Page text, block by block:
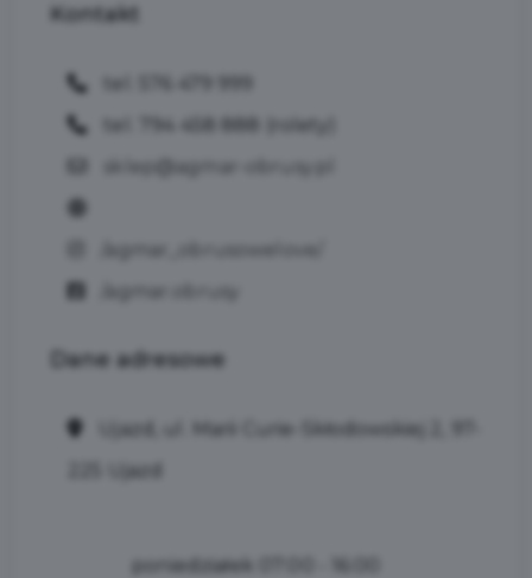
Kontakt
tel. 576 479 999
tel. 794 458 888 (rolety)
sklep@agmar-obrusy.pl
/agmar_obrusowelove/
/agmar.obrusy
Dane adresowe
Ujazd, ul. Marii Curie-Skłodowskiej 2, 97-
225 Ujazd
poniedziałek 07:00 - 16:00